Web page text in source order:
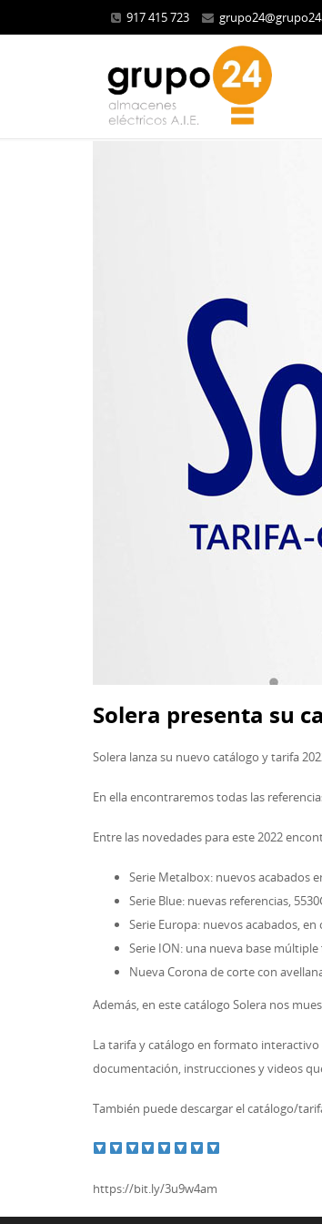
917 415 723
Solera presenta su
Solera lanza su nuevo catálogo y tarifa
En ella encontraremos todas las
Entre las novedades para este 2022
Serie Metalbox: nuevos acabados
Serie Blue: nuevas referencias,
Serie Europa: nuevos acabados,
Serie ION: una nueva base
Nueva Corona de corte con
Además, en este catálogo Solera nos
La tarifa y catálogo en formato
documentación, instrucciones y videos
También puede descargar el catálogo/
https://bit.ly/3u9w4am